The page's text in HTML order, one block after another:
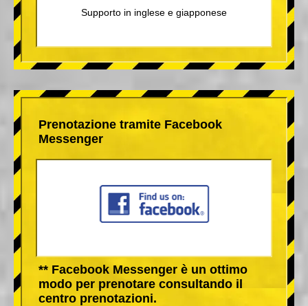
Supporto in inglese e giapponese
Prenotazione tramite Facebook
Messenger
** Facebook Messenger è un ottimo
modo per prenotare consultando il
centro prenotazioni.